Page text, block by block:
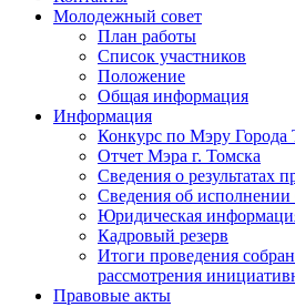
Молодежный совет
План работы
Список участников
Положение
Общая информация
Информация
Конкурс по Мэру Города
Отчет Мэра г. Томска
Сведения о результатах
Сведения об исполнении
Юридическая
Кадровый резерв
Итоги проведения
рассмотрения
Правовые акты